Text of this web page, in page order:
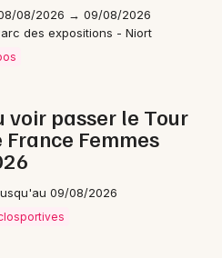
08/2026 → 09/08/2026
des expositions - Niort
voir passer le Tour
France Femmes
09/08/2026